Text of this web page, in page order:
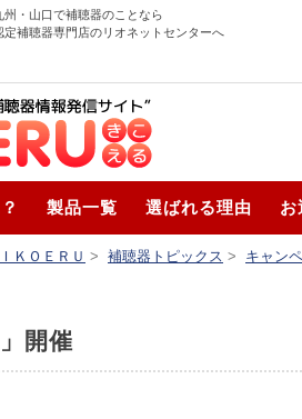
州・山口で補聴器のことなら
定補聴器専門店のリオネットセンターへ
製品一覧 選ばれる理由 お
ＫＯＥＲＵ > 補聴器トピックス > キャン
開催